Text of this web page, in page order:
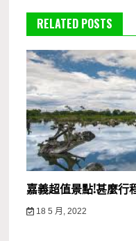
RELATED POSTS
嘉義超值景點!甚麼行
18 5 月, 2022